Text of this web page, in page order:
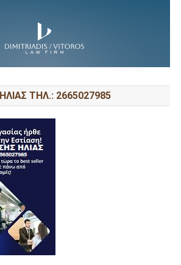
ΤΗΛ.: 2665027985